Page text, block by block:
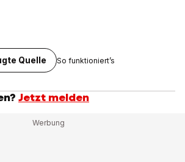
Quelle So funktioniert’s
Jetzt melden